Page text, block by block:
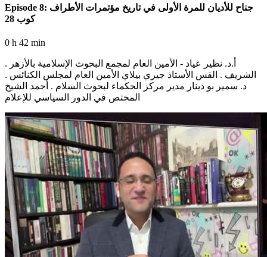
Episode 8: جناح للأديان للمرة الأولى في تاريخ مؤتمرات الأطراف
كوب 28
0 h 42 min
. أ.د. نظير عياد - الأمين العام لمجمع البحوث الإسلامية بالأزهر
الشريف . القس الأستاذ جيري بيلاي الأمين العام لمجلس الكنائس .
د. سمير بو دينار مدير مركز الحكماء لبحوث السلام . أحمد الشيخ
المختص في الدور السياسي للإعلام